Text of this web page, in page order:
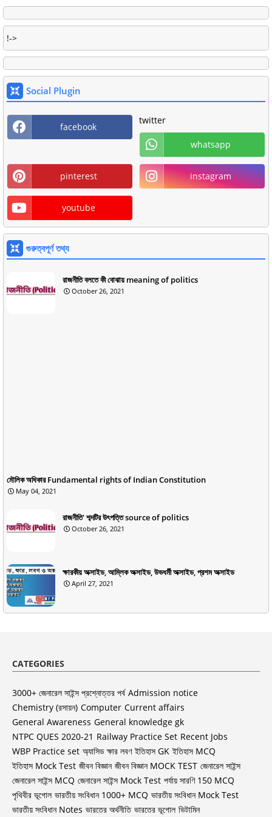
!->
Social Plugin
facebook
twitter
whatsapp
pinterest instagram
youtube
গুরুত্বপূর্ণ তথ্য
রাজনীতি বলতে কী বোঝায় meaning of politics
October 26, 2021
মৌলিক অধিকার Fundamental rights of Indian Constitution
May 04, 2021
রাজনীতি' শব্দটির উৎপত্তি source of politics
October 26, 2021
ক্ষারকীয় অক্সাইড, আম্লিক অক্সাইড, উভধর্মী অক্সাইড, প্রশম অক্সাইড
April 27, 2021
CATEGORIES
3000+ জেনারেল সাইন্স প্রশ্নোত্তর পর্ব Admission notice
Chemistry (রসায়ন) Computer Current affairs
General Awareness General knowledge gk
NTPC QUES 2020-21 Railway Practice Set Recent Jobs
WBP Practice set অ্যাসিড ক্ষার লবণ ইতিহাস GK ইতিহাস MCQ
ইতিহাস Mock Test জীবন বিজ্ঞান জীবন বিজ্ঞান MOCK TEST জেনারেল সাইন্স
জেনারেল সাইন্স MCQ জেনারেল সাইন্স Mock Test পর্যায় সারণি 150 MCQ
পৃথিবীর ভূগোল ভারতীয় সংবিধান 1000+ MCQ ভারতীয় সংবিধান Mock Test
ভারতীয় সংবিধান Notes ভারতের অর্থনীতি ভারতের ভূগোল ভিটামিন